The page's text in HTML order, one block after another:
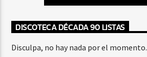
DISCOTECA DÉCADA 90 LISTAS
Disculpa, no hay nada por el momento.